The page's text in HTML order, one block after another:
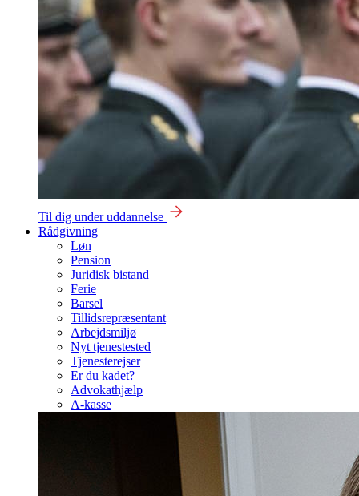
Til dig under uddannelse
Rådgivning
Løn
Pension
Juridisk bistand
Ferie
Barsel
Tillidsrepræsentant
Arbejdsmiljø
Nyt tjenestested
Tjenesterejser
Er du kadet?
Advokathjælp
A-kasse